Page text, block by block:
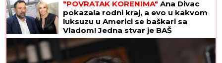
"POVRATAK KORENIMA" Ana Divac
pokazala rodni kraj, a evo u kakvom
luksuzu u Americi se baškari sa
Vladom! Jedna stvar je BAŠ
PRIVUKLA PAŽNJU (FOTO)